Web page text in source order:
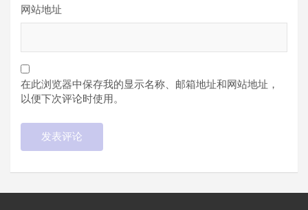
网站地址
在此浏览器中保存我的显示名称、邮箱地址和网站地址，
以便下次评论时使用。